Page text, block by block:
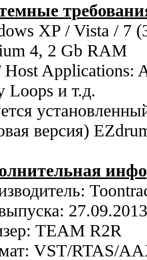
XP / Vista / 7
4, 2 Gb RAM
Applications:
Loops и т.д.
версия)
27.09.2013
TEAM R2R
VST/RTAS/